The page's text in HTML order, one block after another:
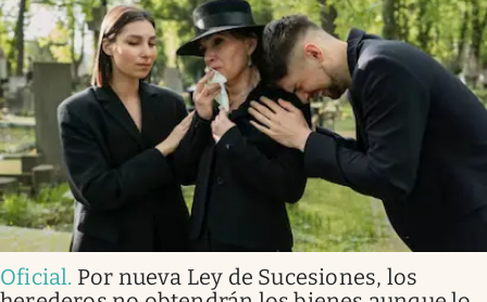
Oficial. Por nueva Ley de Sucesiones, los